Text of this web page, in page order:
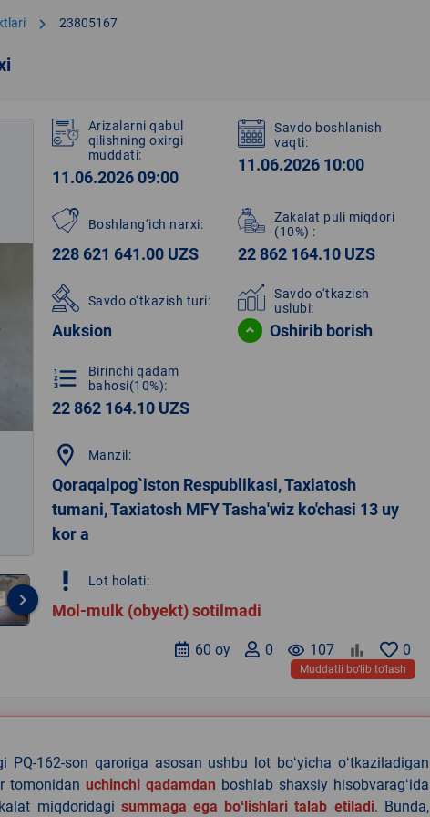
chevron_right 23805167
keyboard_arrow_right
Arizalarni qabul
qilishning oxirgi
muddati:
11.06.2026 09:00
Savdo boshlanish
vaqti:
11.06.2026 10:00
Boshlang‘ich narxi:
228 621 641.00 UZS
Zakalat puli miqdori
(10%) :
22 862 164.10 UZS
Savdo o‘tkazish turi:
Auksion
Savdo o‘tkazish
uslubi:
Oshirib borish
format_list_numbered
Birinchi qadam
bahosi(10%):
22 862 164.10 UZS
location_on Manzil:
Qoraqalpog`iston Respublikasi, Taxiatosh
tumani, Taxiatosh MFY Tasha'wiz ko'chasi 13 uy
kor a
priority_high Lot holati:
Mol-mulk (obyekt) sotilmadi
0
remove_red_eye 107
0
60 oy
Muddatli bo‘lib to‘lash
PQ-162-son qaroriga asosan ushbu lot boʻyicha oʻtkaziladigan
tomonidan uchinchi qadamdan boshlab shaxsiy hisobvaragʻida
miqdoridagi summaga ega boʻlishlari talab etiladi. Bunda,